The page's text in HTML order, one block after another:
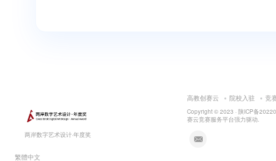
两岸数字艺术设计·年度奖
高教创赛云 院校入驻 竞
Copyright © 2023 · 陕ICP备
赛云竞赛服务平台强力驱动.
繁體中文